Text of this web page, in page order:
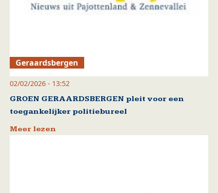
Geraardsbergen
02/02/2026 - 13:52
GROEN GERAARDSBERGEN pleit voor een
toegankelijker politiebureel
Meer lezen